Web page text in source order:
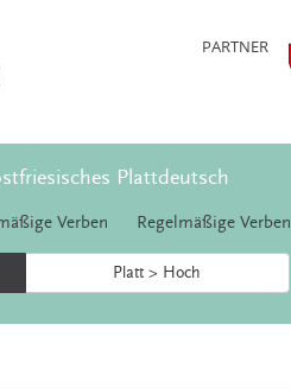
PARTNER
Plattdeutsch
Verben Regelmäßige Verben
Platt > Hoch